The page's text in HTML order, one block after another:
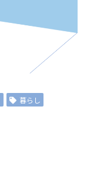
暮らし